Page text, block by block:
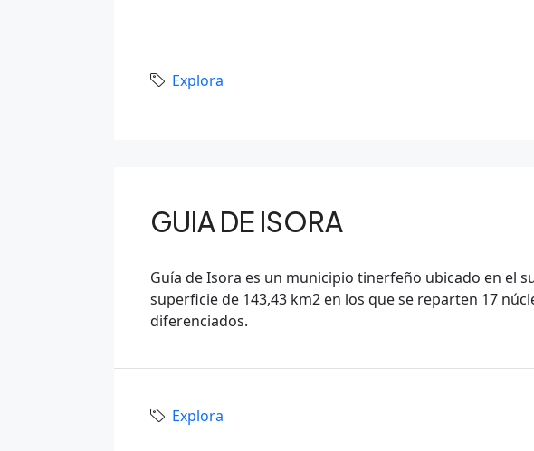
Explora
GUIA DE ISORA
Guía de Isora es un municipio tinerfeño ubicado en el
superficie de 143,43 km2 en los que se reparten 17
diferenciados.
Explora